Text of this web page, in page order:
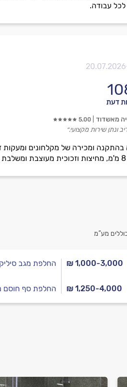
עבודה.
20.07.2026
דעת
ומכירה של מקלחונים
מאשדוד 5.00
ונתן שירות מקצועי.״
מע”מ
₪ 1,000-3,000
₪ 1,250-4,000
החלפת מגב
החלפת סף חוסם